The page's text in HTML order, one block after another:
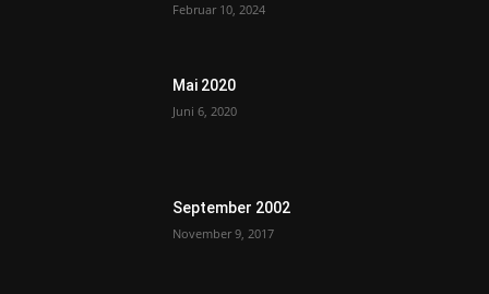
Februar 10, 2024
Mai 2020
Juni 6, 2020
September 2002
November 9, 2017